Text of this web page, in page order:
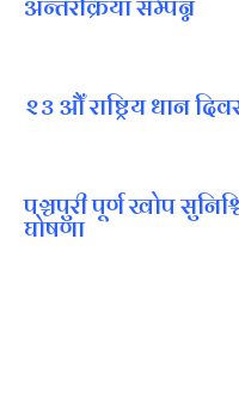
२३ औँ राष्ट्रिय धान
पञ्चपुरी पूर्ण खोप
घोषणा